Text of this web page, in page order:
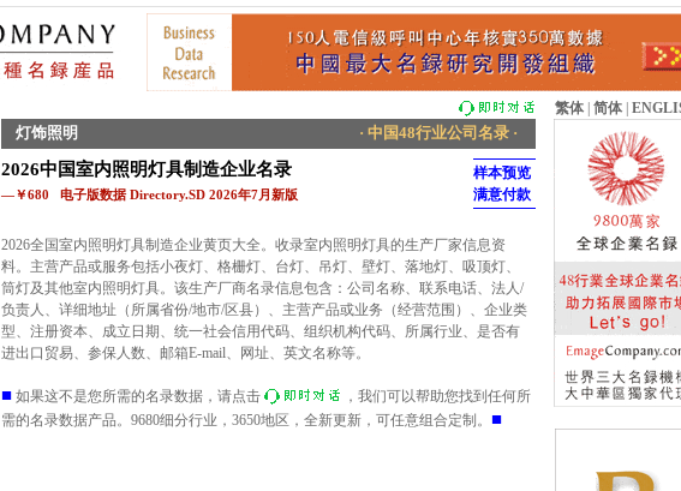
繁体 简体
灯饰照明 · 中国48行业公司名录 ·
2026中国室内照明灯具制造企业名录
—￥680 电子版数据 Directory.SD 2026年7月新版
样本预览
满意付款
2026全国室内照明灯具制造企业黄页大全。收录室内照明灯具的生产厂家信息资
料。主营产品或服务包括小夜灯、格栅灯、台灯、吊灯、壁灯、落地灯、吸顶灯、
筒灯及其他室内照明灯具。该生产厂商名录信息包含：公司名称、联系电话、法人/
负责人、详细地址（所属省份/地市/区县）、主营产品或业务（经营范围）、企业类
型、注册资本、成立日期、统一社会信用代码、组织机构代码、所属行业、是否有
进出口贸易、参保人数、邮箱E-mail、网址、英文名称等。
■ 如果这不是您所需的名录数据，请点击
，我们可以帮助您找到任何所
需的名录数据产品。9680细分行业，3650地区，全新更新，可任意组合定制。 ■